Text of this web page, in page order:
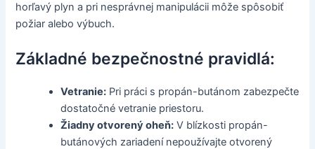
horľavý plyn a pri nesprávnej manipulácii môže spôsobiť
požiar alebo výbuch.
Základné bezpečnostné pravidlá:
Vetranie: Pri práci s propán-butánom zabezpečte
dostatočné vetranie priestoru.
Žiadny otvorený oheň: V blízkosti propán-
butánových zariadení nepoužívajte otvorený